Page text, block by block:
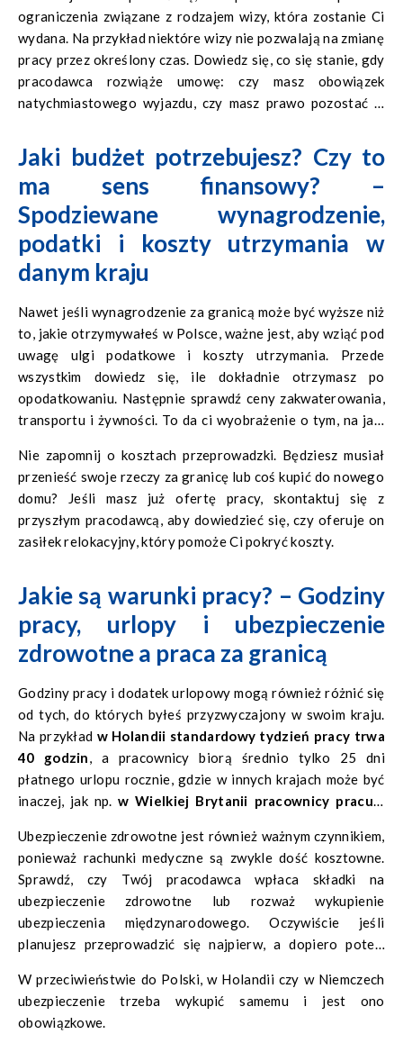
ograniczenia związane z rodzajem wizy, która zostanie Ci
wydana. Na przykład niektóre wizy nie pozwalają na zmianę
pracy przez określony czas. Dowiedz się, co się stanie, gdy
pracodawca rozwiąże umowę: czy masz obowiązek
natychmiastowego wyjazdu, czy masz prawo pozostać w
długo.
Jaki budżet potrzebujesz? Czy to
ma sens finansowy? –
Spodziewane wynagrodzenie,
podatki i koszty utrzymania w
danym kraju
Nawet jeśli wynagrodzenie za granicą może być wyższe niż
to, jakie otrzymywałeś w Polsce, ważne jest, aby wziąć pod
uwagę ulgi podatkowe i koszty utrzymania. Przede
wszystkim dowiedz się, ile dokładnie otrzymasz po
opodatkowaniu. Następnie sprawdź ceny zakwaterowania,
transportu i żywności. To da ci wyobrażenie o tym, na jaki
Nie zapomnij o kosztach przeprowadzki. Będziesz musiał
przenieść swoje rzeczy za granicę lub coś kupić do nowego
domu? Jeśli masz już ofertę pracy, skontaktuj się z
przyszłym pracodawcą, aby dowiedzieć się, czy oferuje on
zasiłek relokacyjny, który pomoże Ci pokryć koszty.
Jakie są warunki pracy? – Godziny
pracy, urlopy i ubezpieczenie
zdrowotnea praca za granicą
Godziny pracy i dodatek urlopowy mogą również różnić się
od tych, do których byłeś przyzwyczajony w swoim kraju.
Na przykład w Holandii standardowy tydzień pracy trwa
40 godzin, a pracownicy biorą średnio tylko 25 dni
płatnego urlopu rocznie, gdzie w innych krajach może być
inaczej, jak np.w Wielkiej Brytanii pracownicy pracują
dniowy dodatek urlopowy zgodnie z prawem.
Ubezpieczenie zdrowotne jest również ważnym czynnikiem,
ponieważ rachunki medyczne są zwykle dość kosztowne.
Sprawdź, czy Twój pracodawca wpłaca składki na
ubezpieczenie zdrowotne lub rozważ wykupienie
ubezpieczenia międzynarodowego. Oczywiście jeśli
planujesz przeprowadzić się najpierw, a dopiero potem
W przeciwieństwie do Polski, w Holandii czy w Niemczech
ubezpieczenie trzeba wykupić samemu i jest ono
obowiązkowe.